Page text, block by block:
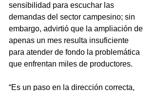
sensibilidad para escuchar las
demandas del sector campesino; sin
embargo, advirtió que la ampliación de
apenas un mes resulta insuficiente
para atender de fondo la problemática
que enfrentan miles de productores.
“Es un paso en la dirección correcta,